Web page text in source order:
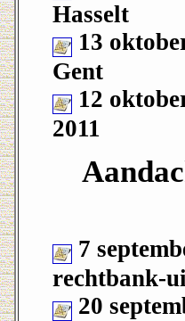
Hasselt
13
Gent
12
2011
7
rechtbank-
20